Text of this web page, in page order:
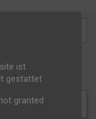
ist
gestattet
granted